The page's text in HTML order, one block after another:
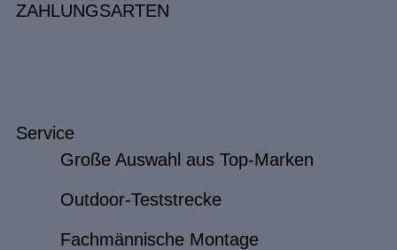
ZAHLUNGSARTEN
Service
Große Auswahl aus Top-Marken
Outdoor-Teststrecke
Fachmännische Montage